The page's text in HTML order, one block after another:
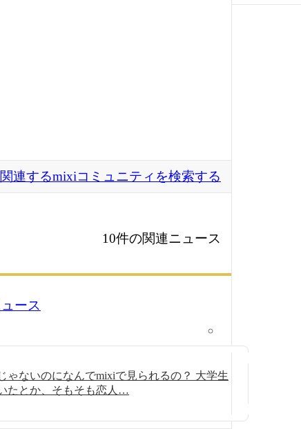
連するmixiコミュニティを検索する
10件の関連ニュース
ース
ないのになんでmixiで見られるの？ 大学生
たとか、そもそも恋人…